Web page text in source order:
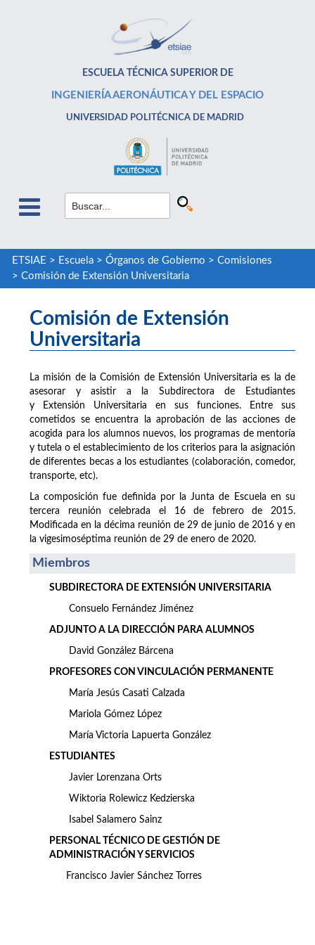
ESCUELA TÉCNICA SUPERIOR DE
INGENIERÍA AERONÁUTICA Y DEL ESPACIO
UNIVERSIDAD POLITÉCNICA DE MADRID
ETSIAE > Escuela> Órganos de Gobierno > Comisiones
> Comisión de Extensión Universitaria
Comisión de Extensión
Universitaria
La misión de la Comisión de Extensión Universitaria es la de
asesorar y asistir a la Subdirectora de Estudiantes
y Extensión Universitaria en sus funciones. Entre sus
cometidos se encuentra la aprobación de las acciones de
acogida para los alumnos nuevos, los programas de mentoría
y tutela o el establecimiento de los criterios para la asignación
de diferentes becas a los estudiantes (colaboración, comedor,
transporte, etc).
La composición fue definida por la Junta de Escuela en su
tercera reunión celebrada el 16 de febrero de 2015.
Modificada en la décima reunión de 29 de junio de 2016 y en
la vigesimoséptima reunión de 29 de enero de 2020.
Miembros
SUBDIRECTORA DE EXTENSIÓN UNIVERSITARIA
Consuelo Fernández Jiménez
ADJUNTO A LA DIRECCIÓN PARA ALUMNOS
David González Bárcena
PROFESORES CON VINCULACIÓN PERMANENTE
María Jesús Casati Calzada
Mariola Gómez López
María Victoria Lapuerta González
ESTUDIANTES
Javier Lorenzana Orts
Wiktoria Rolewicz Kedzierska
Isabel Salamero Sainz
PERSONAL TÉCNICO DE GESTIÓN DE
ADMINISTRACIÓN Y SERVICIOS
Francisco Javier Sánchez Torres